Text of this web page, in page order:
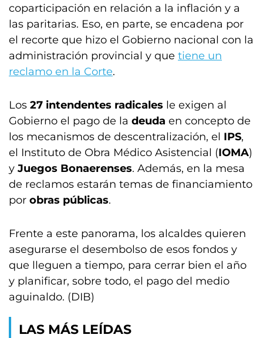
coparticipación en relación a la inflación y a
las paritarias. Eso, en parte, se encadena por
el recorte que hizo el Gobierno nacional con la
administración provincial y que tiene un
reclamo en la Corte.
Los 27 intendentes radicales le exigen al
Gobierno el pago de la deuda en concepto de
los mecanismos de descentralización, el IPS,
el Instituto de Obra Médico Asistencial (IOMA)
y Juegos Bonaerenses. Además, en la mesa
de reclamos estarán temas de financiamiento
por obras públicas.
Frente a este panorama, los alcaldes quieren
asegurarse el desembolso de esos fondos y
que lleguen a tiempo, para cerrar bien el año
y planificar, sobre todo, el pago del medio
aguinaldo. (DIB)
LAS MÁS LEÍDAS